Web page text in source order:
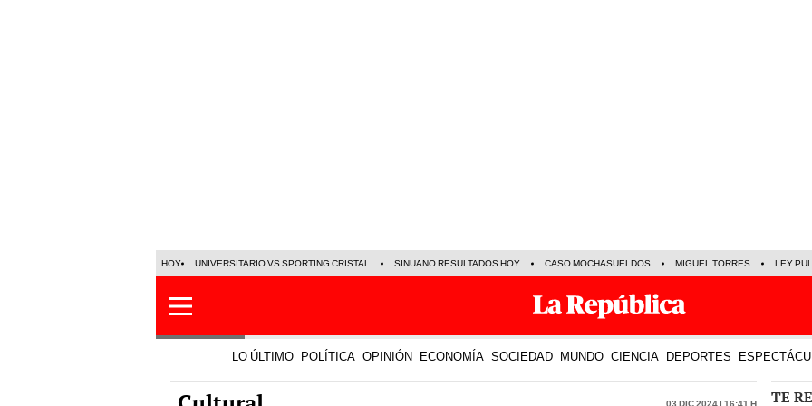
LO ÚLTIMO POLÍTICA OPINIÓN ECONOMÍA SOCIEDAD MUNDO CIENCIA DEPORTES
Cultural 03 Dic 2024 | 16:41 h